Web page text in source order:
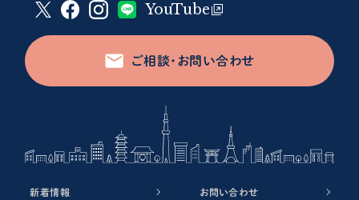
YouTube
ご相談・お問い合わせ
新着情報 お問い合わせ